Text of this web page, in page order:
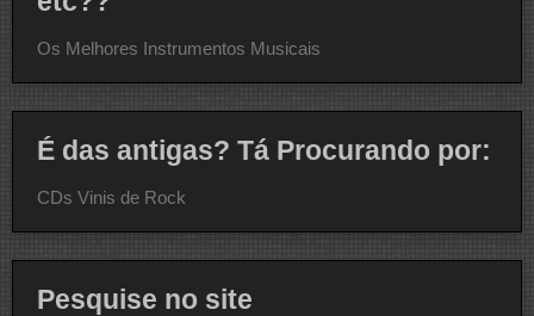
Os Melhores Instrumentos Musicais
É das antigas? Tá Procurando por:
CDs Vinis de Rock
Pesquise no site